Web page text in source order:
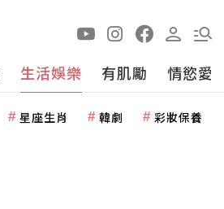
生活娛樂 有肌勵 情慾愛
星座生肖 韓劇 彩妝保養